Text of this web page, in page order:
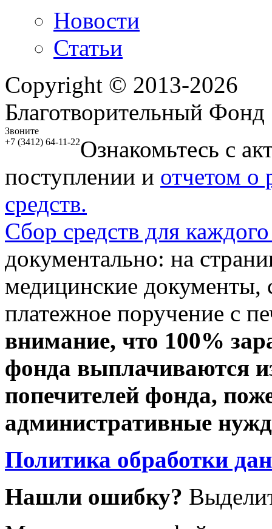
Новости
Статьи
Copyright © 2013-2026
Благотворительный
Звоните
+7 (3412) 64-11-22Ознакомьтесь с
поступлении и отчетом о
средств.
Сбор средств для
документально: на
медицинские документы,
платежное поручение с
внимание, что 100%
фонда выплачиваются
попечителей фонда,
административные
Политика обработки
Нашли ошибку?